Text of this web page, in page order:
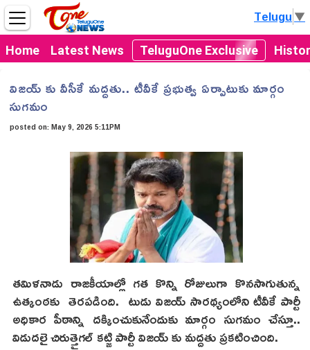
Home Latest News TeluguOne Exclusive
Telugu▼
విజయ్ కు వీసీకే మద్దతు.. టీవీకే ప్రభుత్వ ఏర్పాటుకు మార్గం
సుగమం
posted on:May 9, 2026 5:11PM
తమిళనాడు రాజకీయాల్లో గత కొన్ని రోజులుగా కొనసాగుతున్న
ఉత్కంఠకు తెరపడింది. టుడు విజయ్ సారథ్యంలోని టీవీకే పార్టీ
అధికార పీఠాన్ని దక్కించుకునేందుకు మార్గం సుగమం చేస్తూ..
విడుదలై చిరుత్తైగల్ కట్జి పార్టీ విజయ్ కు మద్దతు ప్రకటించింది.